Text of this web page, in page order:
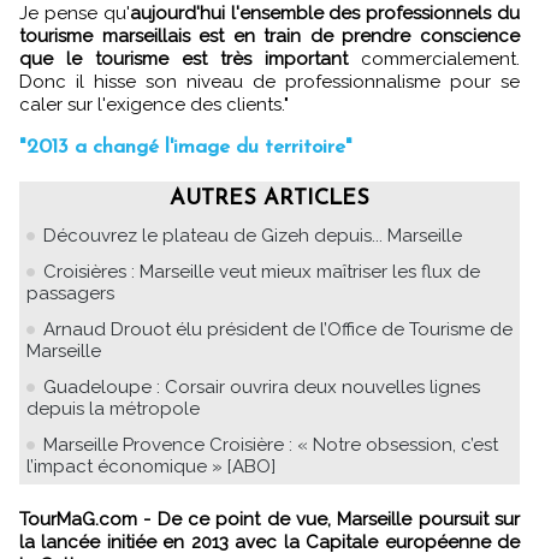
Je pense qu'aujourd'hui l'ensemble des professionnels du
tourisme marseillais est en train de prendre conscience
que le tourisme est très importantcommercialement.
Donc il hisse son niveau de professionnalisme pour se
caler sur l'exigence des clients."
"2013 a changé l'image du territoire"
AUTRES ARTICLES
Découvrez le plateau de Gizeh depuis... Marseille
Croisières : Marseille veut mieux maîtriser les flux de
passagers
Arnaud Drouot élu président de l’Office de Tourisme de
Marseille
Guadeloupe : Corsair ouvrira deux nouvelles lignes
depuis la métropole
Marseille Provence Croisière : « Notre obsession, c’est
l’impact économique » [ABO]
TourMaG.com - De ce point de vue, Marseille poursuit sur
la lancée initiée en 2013 avec la Capitale européenne de